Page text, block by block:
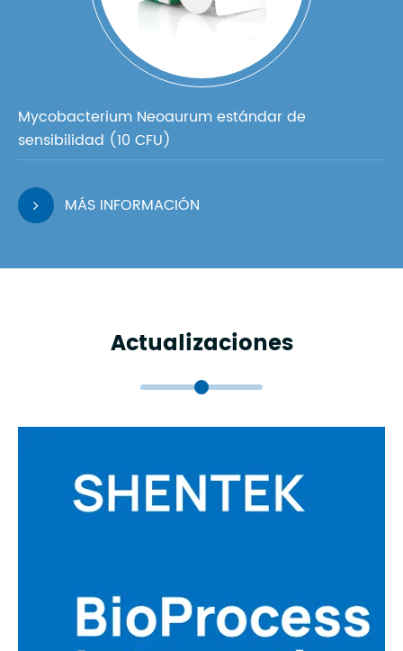
Mycobacterium Neoaurum estándar de
sensibilidad (10 CFU)
MÁS INFORMACIÓN
Actualizaciones